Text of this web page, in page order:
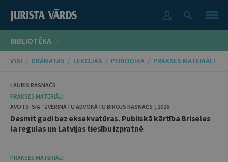
BIBLIOTĒKA
VISI / GRĀMATAS / LEKCIJAS / PERIODIKA / PRAKSES MATERIĀLI
LAURIS RASNAČS
PRAKSES MATERIĀLI
AVOTS: SIA “ZVĒRINĀTU ADVOKĀTU BIROJS RASNAČS”, 2026
Desmit gadi bez eksekvatūras. Publiskā kārtība Briseles
Ia regulas un Latvijas tiesību izpratnē
PRAKSES MATERIĀLI